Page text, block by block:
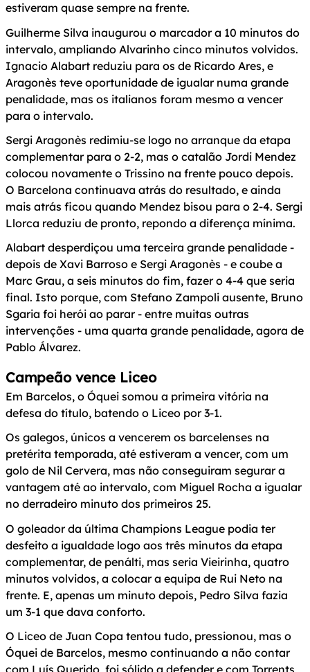
estiveram quase sempre na frente.
Guilherme Silva inaugurou o marcador a 10 minutos do
intervalo, ampliando Alvarinho cinco minutos volvidos.
Ignacio Alabart reduziu para os de Ricardo Ares, e
Aragonès teve oportunidade de igualar numa grande
penalidade, mas os italianos foram mesmo a vencer
para o intervalo.
Sergi Aragonès redimiu-se logo no arranque da etapa
complementar para o 2-2, mas o catalão Jordi Mendez
colocou novamente o Trissino na frente pouco depois.
O Barcelona continuava atrás do resultado, e ainda
mais atrás ficou quando Mendez bisou para o 2-4. Sergi
Llorca reduziu de pronto, repondo a diferença mínima.
Alabart desperdiçou uma terceira grande penalidade -
depois de Xavi Barroso e Sergi Aragonès - e coube a
Marc Grau, a seis minutos do fim, fazer o 4-4 que seria
final. Isto porque, com Stefano Zampoli ausente, Bruno
Sgaria foi herói ao parar - entre muitas outras
intervenções - uma quarta grande penalidade, agora de
Pablo Álvarez.
Campeão vence Liceo
Em Barcelos, o Óquei somou a primeira vitória na
defesa do título, batendo o Liceo por 3-1.
Os galegos, únicos a vencerem os barcelenses na
pretérita temporada, até estiveram a vencer, com um
golo de Nil Cervera, mas não conseguiram segurar a
vantagem até ao intervalo, com Miguel Rocha a igualar
no derradeiro minuto dos primeiros 25.
O goleador da última Champions League podia ter
desfeito a igualdade logo aos três minutos da etapa
complementar, de penálti, mas seria Vieirinha, quatro
minutos volvidos, a colocar a equipa de Rui Neto na
frente. E, apenas um minuto depois, Pedro Silva fazia
um 3-1 que dava conforto.
O Liceo de Juan Copa tentou tudo, pressionou, mas o
Óquei de Barcelos, mesmo continuando a não contar
com Luís Querido, foi sólido a defender e com Torrents